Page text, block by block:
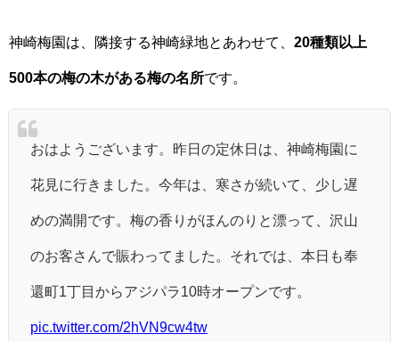
神崎梅園は、隣接する神崎緑地とあわせて、 20種類以上
500本の梅の木がある梅の名所です。
おはようございます。昨日の定休日は、神崎梅園に
花見に行きました。今年は、寒さが続いて、少し遅
めの満開です。梅の香りがほんのりと漂って、沢山
のお客さんで賑わってました。それでは、本日も奉
還町1丁目からアジパラ10時オープンです。
pic.twitter.com/2hVN9cw4tw